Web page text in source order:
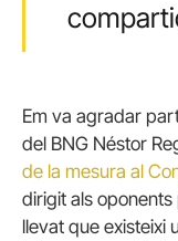
Em va agradar
del BNG Néstor
de la mesura al
dirigit als
llevat que existeixi